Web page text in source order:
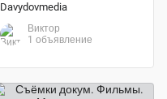
Davydovmedia
Виктор
1 объявление